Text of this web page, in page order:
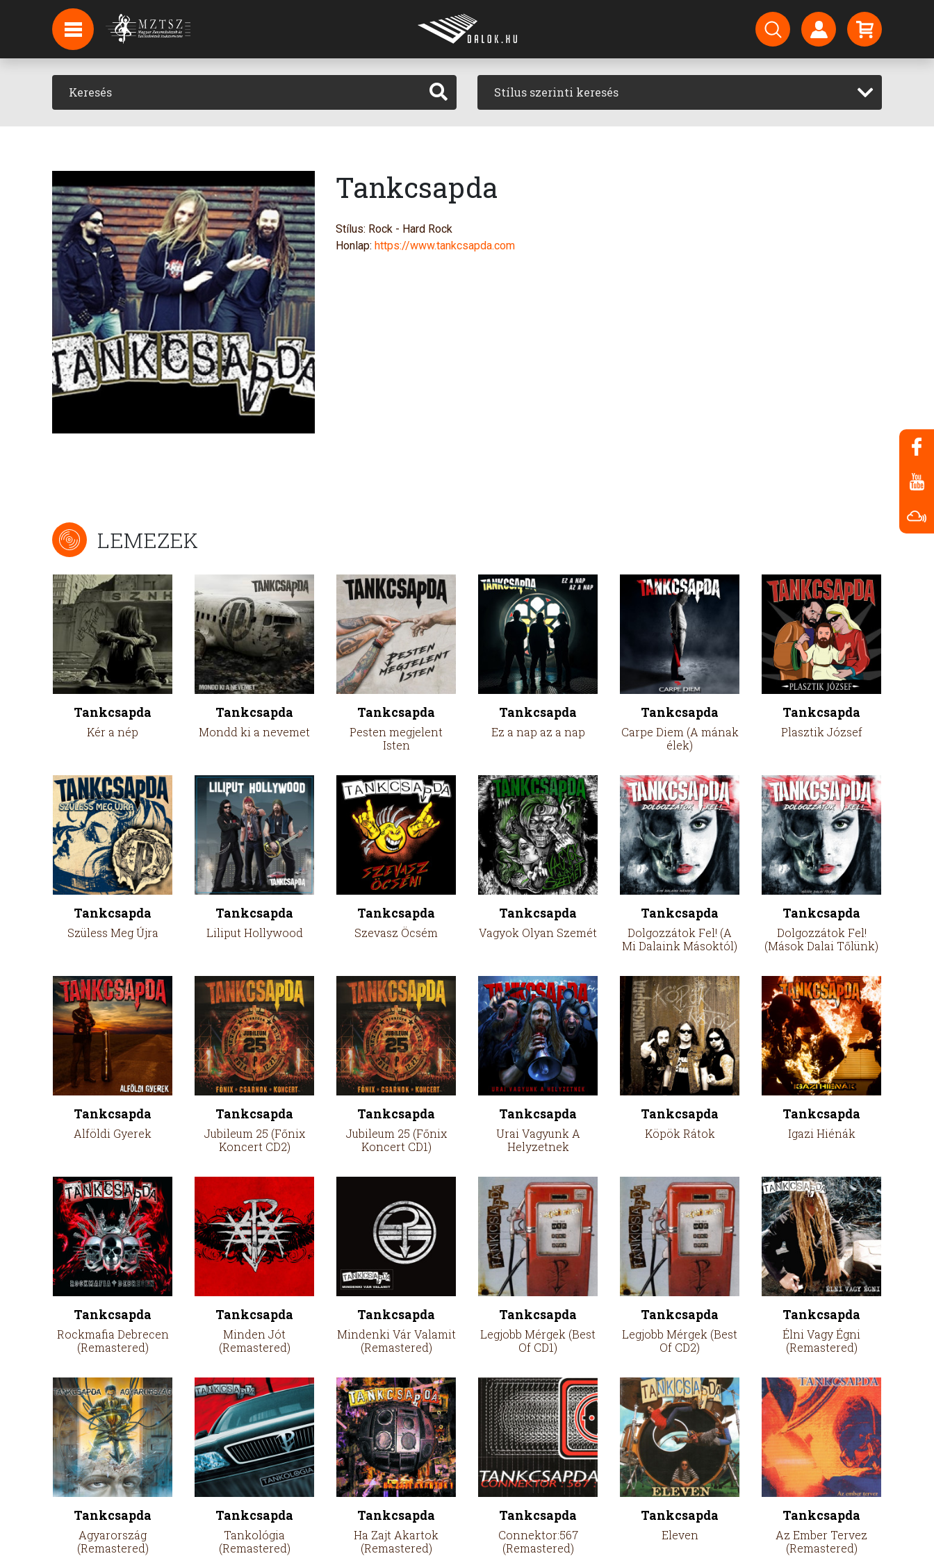
HÍREK
HÍRLEVÉL FELIRATKOZÁS
PODCAST Stílus szerinti keresés
Tankcsapda
Stílus: Rock - Hard Rock
Honlap: https://www.tankcsapda.com
LEMEZEK
Tankcsapda
Kér a nép
Tankcsapda
Mondd ki a nevemet
Tankcsapda
Pesten megjelent
Isten
Tankcsapda
Ez a nap az a nap
Tankcsapda
Carpe Diem (A mának
élek)
Tankcsapda
Plasztik József
Tankcsapda
Szüless Meg Újra
Tankcsapda
Liliput Hollywood
Tankcsapda
Szevasz Öcsém
Tankcsapda
Vagyok Olyan Szemét
Tankcsapda
Dolgozzátok Fel! (A
Mi Dalaink Másoktól)
Tankcsapda
Dolgozzátok Fel!
(Mások Dalai Tőlünk)
Tankcsapda
Alföldi Gyerek
Tankcsapda
Jubileum 25 (Főnix
Koncert CD2)
Tankcsapda
Jubileum 25 (Főnix
Koncert CD1)
Tankcsapda
Urai Vagyunk A
Helyzetnek
Tankcsapda
Köpök Rátok
Tankcsapda
Igazi Hiénák
Tankcsapda
Rockmafia Debrecen
(Remastered)
Tankcsapda
Minden Jót
(Remastered)
Tankcsapda
Mindenki Vár Valamit
(Remastered)
Tankcsapda
Legjobb Mérgek (Best
Of CD1)
Tankcsapda
Legjobb Mérgek (Best
Of CD2)
Tankcsapda
Élni Vagy Égni
(Remastered)
Tankcsapda
Agyarország
(Remastered)
Tankcsapda
Tankológia
(Remastered)
Tankcsapda
Ha Zajt Akartok
(Remastered)
Tankcsapda
Connektor:567
(Remastered)
Tankcsapda
Eleven
Tankcsapda
Az Ember Tervez
(Remastered)